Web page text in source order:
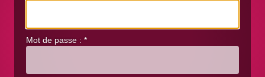
Mot de passe : *